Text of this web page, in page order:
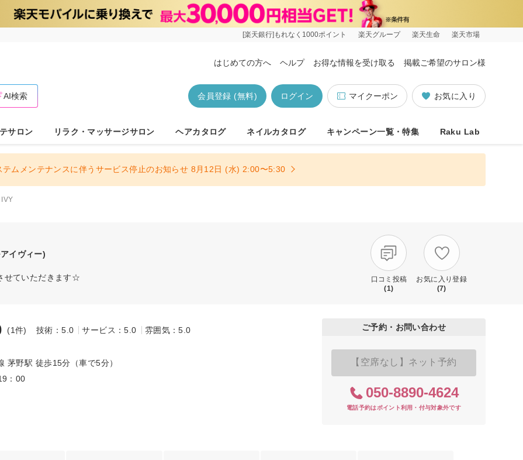
[楽天銀行]もれなく1000ポイント 楽天グループ 楽天生命 楽天市場
はじめての方へ ヘルプ お得な情報を受け取る 掲載ご希望のサロン様
お気に入り
マイクーポン
ログイン
会員登録 (無料)
AI検索
サロン リラク・マッサージサロン ヘアカタログ ネイルカタログ キャンペーン一覧・特集 Raku Lab
テムメンテナンスに伴うサービス停止のお知らせ 8月12日 (水) 2:00〜5:30
イヴィー)
せていただきます☆
口コミ投稿
(1)
お気に入り登録
(7)
(1件) 技術：5.0 サービス：5.0
雰囲気：5.0
茅野駅 徒歩15分（車で5分）
：00
ご予約・お問い合わせ
【空席なし】ネット予約
050-8890-4624
電話予約はポイント利用・付与対象外です